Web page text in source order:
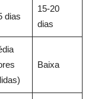
dias
15-20
dias
Baixa